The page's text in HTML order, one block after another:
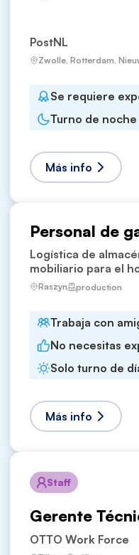
PostNL
Zwolle, Rotterdam,
Se requiere
Turno de noche
Más info
Personal de
Logística de
mobiliario para el
Raszyn production
Trabaja con
No necesitas
Solo turno de
Más info
Staff
Gerente
OTTO Work Force